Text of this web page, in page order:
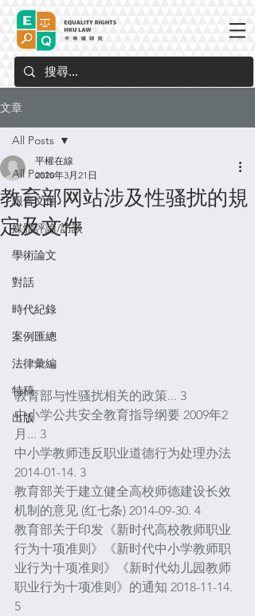
文章
All Posts
報告文件
媒體評論/訪談
學術論文
對話
時代紀錄
案例匯總
法律彙編
特稿
出版
All Posts
教育部网站涉及性骚扰的規
定及文件
平權在線
2020年3月21日
教育部与性骚扰相关的政策... 3
中小学公共安全教育指导纲要 2009年2
月... 3
中小学教师违反职业道德行为处理办法
2014-01-14. 3
教育部关于建立健全高校师德建设长效
机制的意见 (红七条) 2014-09-30. 4
教育部关于印发《新时代高校教师职业
行为十项准则》《新时代中小学教师职
业行为十项准则》《新时代幼儿园教师
职业行为十项准则》的通知 2018-11-14.
5